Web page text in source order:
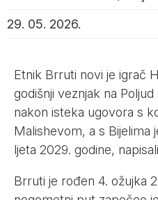
29. 05. 2026.
Etnik Brruti novi je igrač
godišnji veznjak na
nakon isteka ugovora s
Malishevom, a s Bijelima
ljeta 2029. godine,
Brruti je rođen 4. ožujka